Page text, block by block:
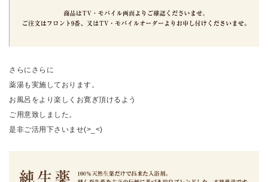
さらにさらに
薬湯も実施しております。
お風呂をより楽しくお寛ぎ頂けるよう
ご用意致しました。
是非ご活用下さいませ(>_<)